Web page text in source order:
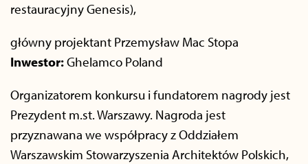
restauracyjny Genesis),
główny projektant Przemysław Mac Stopa
Inwestor:Ghelamco Poland
Organizatorem konkursu i fundatorem nagrody jest
Prezydent m.st. Warszawy. Nagroda jest
przyznawana we współpracy z Oddziałem
Warszawskim Stowarzyszenia Architektów Polskich,